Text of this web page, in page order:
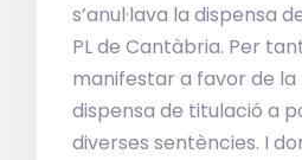
s’anul·lava la dispensa
PL de Cantàbria. Per
manifestar a favor de la
dispensa de titulació a
diverses sentències. I